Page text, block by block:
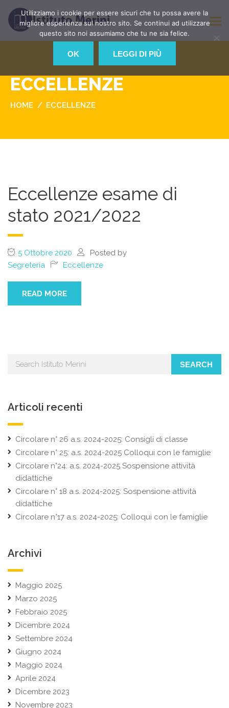
ECCELLENZE
HOME ECCELLENZE
Eccellenze esame di
stato 2021/2022
5 Ottobre 2020
Posted by
Segreteria
Eccellenze
READ MORE
SEARCH
Articoli recenti
Circolare n° 26 a.s. 2024-2025: Consigli di classe
Circolare n° 25: a.s. 2024-2025 Colloqui con le famiglie
Circolare n°24: a.s. 2024-2025 Sospensione attività
didattiche
Circolare n° 18 a.s. 2024-2025: Sospensione attività
didattiche
Circolare n°17 a.s. 2024-2025: Colloqui con le famiglie
Archivi
Maggio 2025
Marzo 2025
Febbraio 2025
Dicembre 2024
Settembre 2024
Giugno 2024
Maggio 2024
Aprile 2024
Dicembre 2023
Novembre 2023
Utilizziamo i cookie per essere sicuri che tu possa avere la
migliore esperienza sul nostro sito. Se continui ad utilizzare
questo sito noi assumiamo che tu ne sia felice.
OK LEGGI DI PIÙ